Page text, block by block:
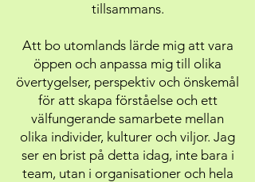
tillsammans.
Att bo utomlands lärde mig att vara
öppen och anpassa mig till olika
övertygelser, perspektiv och önskemål
för att skapa förståelse och ett
välfungerande samarbete mellan
olika individer, kulturer och viljor. Jag
ser en brist på detta idag, inte bara i
team, utan i organisationer och hela